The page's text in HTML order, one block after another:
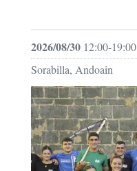
2026/08/30 12:00-19:00
Sorabilla, Andoain